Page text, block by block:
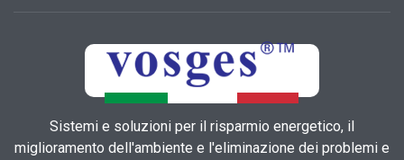
Sistemi e soluzioni per il risparmio energetico, il
miglioramento dell'ambiente e l'eliminazione dei problemi e